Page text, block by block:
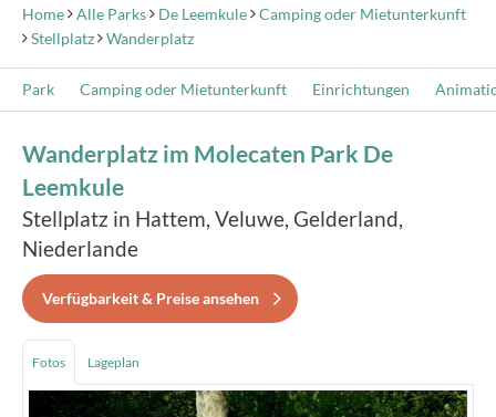
Home Alle Parks De Leemkule
Camping oder Mietunterkunft
Stellplatz
Wanderplatz
Park Camping oder Mietunterkunft Einrichtungen
Wanderplatz im Molecaten Park De
Leemkule
Stellplatz in Hattem, Veluwe, Gelderland,
Niederlande
Verfügbarkeit & Preise ansehen
Fotos Lageplan